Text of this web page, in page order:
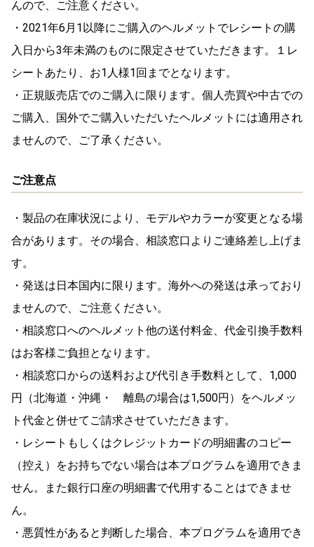
んので、ご注意ください。
・2021年6月1以降にご購入のヘルメットでレシートの購
入日から3年未満のものに限定させていただきます。１レ
シートあたり、お1人様1回までとなります。
・正規販売店でのご購入に限ります。個人売買や中古での
ご購入、国外でご購入いただいたヘルメットには適用され
ませんので、ご了承ください。
ご注意点
・製品の在庫状況により、モデルやカラーが変更となる場
合があります。その場合、相談窓口よりご連絡差し上げま
す。
・発送は日本国内に限ります。海外への発送は承っており
ませんので、ご注意ください。
・相談窓口へのヘルメット他の送付料金、代金引換手数料
はお客様ご負担となります。
・相談窓口からの送料および代引き手数料として、1,000
円（北海道・沖縄・ 離島の場合は1,500円）をヘルメッ
ト代金と併せてご請求させていただきます。
・レシートもしくはクレジットカードの明細書のコピー
（控え）をお持ちでない場合は本プログラムを適用できま
せん。また銀行口座の明細書で代用することはできませ
ん。
・悪質性があると判断した場合、本プログラムを適用でき